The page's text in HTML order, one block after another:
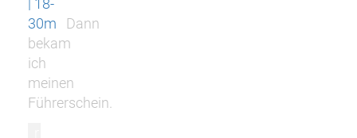
| 18-
30m
Dann
bekam
ich
meinen
Führerschein.